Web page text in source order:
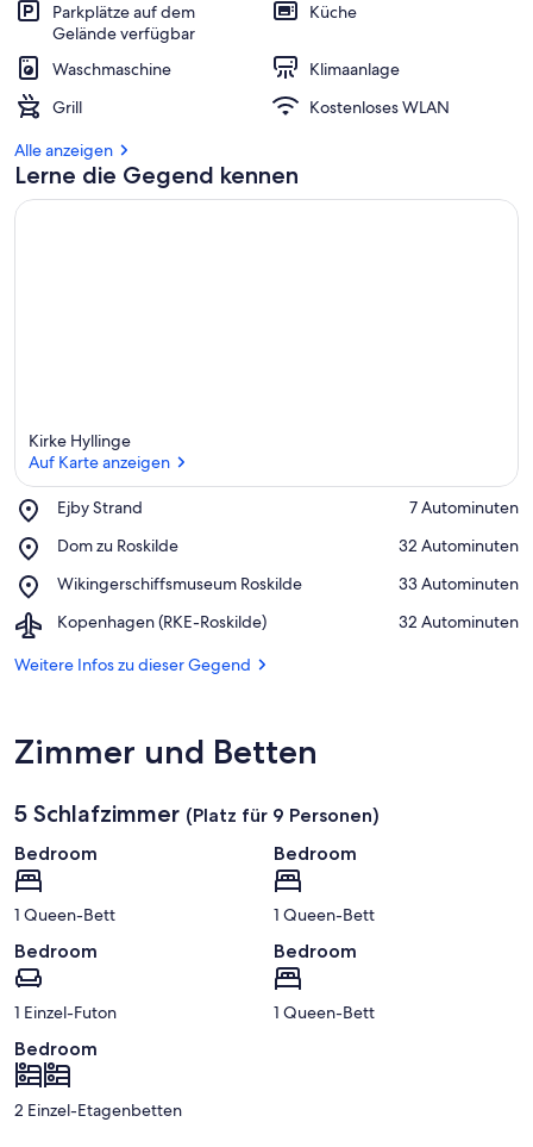
Parkplätze auf dem
Gelände verfügbar
Küche
Waschmaschine
Klimaanlage
Grill
Kostenloses WLAN
Alle anzeigen
Lerne die Gegend kennen
Kirke Hyllinge
Auf Karte anzeigen
Ejby Strand
Place,
Strand
‪7 Autominuten‬
Dom zu Roskilde
Place,
zu
‪32 Autominuten‬
Wikingerschiffsmuseum Roskilde
Place,
Roskilde
‪33 Autominuten‬
Kopenhagen (RKE-Roskilde)
Airport,
(RKE-
‪32 Autominuten‬
Weitere Infos zu dieser Gegend
Zimmer und Betten
5 Schlafzimmer (Platz für 9 Personen)
Bedroom
1 Queen-Bett
Bedroom
1 Queen-Bett
Bedroom
1 Einzel-Futon
Bedroom
1 Queen-Bett
Bedroom
2 Einzel-Etagenbetten